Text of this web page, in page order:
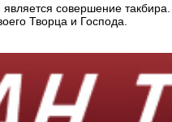
совершение
Творца и Господа.